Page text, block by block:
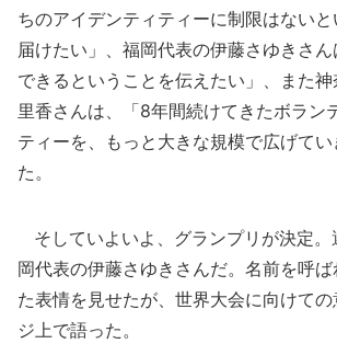
ちのアイデンティティーに制限はない
届けたい」、福岡代表の伊藤さゆきさ
できるということを伝えたい」、また
里香さんは、「8年間続けてきたボラン
ティーを、もっと大きな規模で広げてい
た。
そしていよいよ、グランプリが決定。
岡代表の伊藤さゆきさんだ。名前を呼
た表情を見せたが、世界大会に向けて
ジ上で語った。